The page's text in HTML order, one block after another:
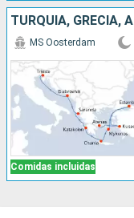
Comidas incluidas
MS Oosterdam